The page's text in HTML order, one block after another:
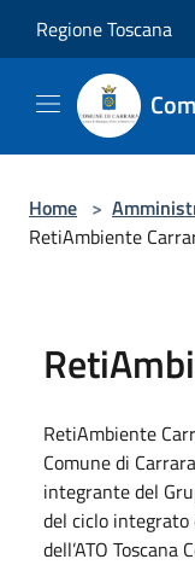
Regione Toscana
Home >
RetiAmbiente
RetiAmbiente
Comune di
integrante del
del ciclo
dell’ATO Toscana